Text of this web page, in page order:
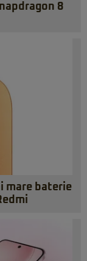
8
mare baterie